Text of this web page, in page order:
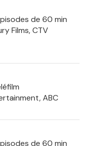
de 60 min
Films, CTV
ABC
de 60 min